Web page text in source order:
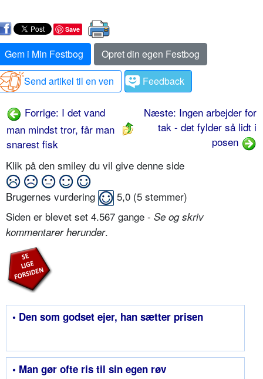
Save
Gem i Min Festbog
Opret din egen Festbog
Send artikel til en ven
Feedback
Forrige: I det vand
man mindst tror, får man
snarest fisk
Næste: Ingen arbejder for
tak - det fylder så lidt i
posen
Klik på den smiley du vil give denne side
Brugernes vurdering 5,0 (5 stemmer)
Siden er blevet set 4.567 gange - Se og skriv
kommentarer herunder.
• Den som godset ejer, han sætter prisen
• Man gør ofte ris til sin egen røv